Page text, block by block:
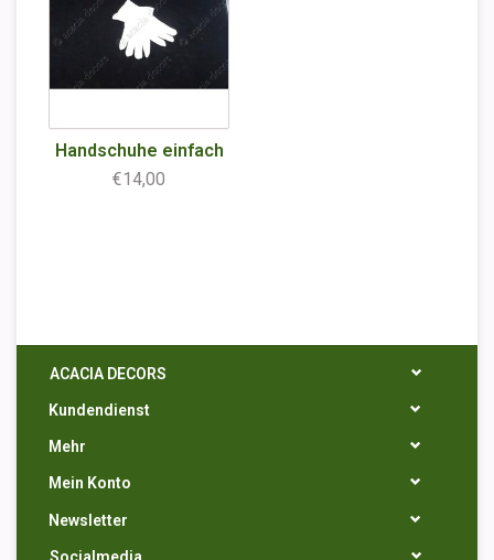
Handschuhe einfach
€14,00
ACACIA DECORS
Kundendienst
Mehr
Mein Konto
Newsletter